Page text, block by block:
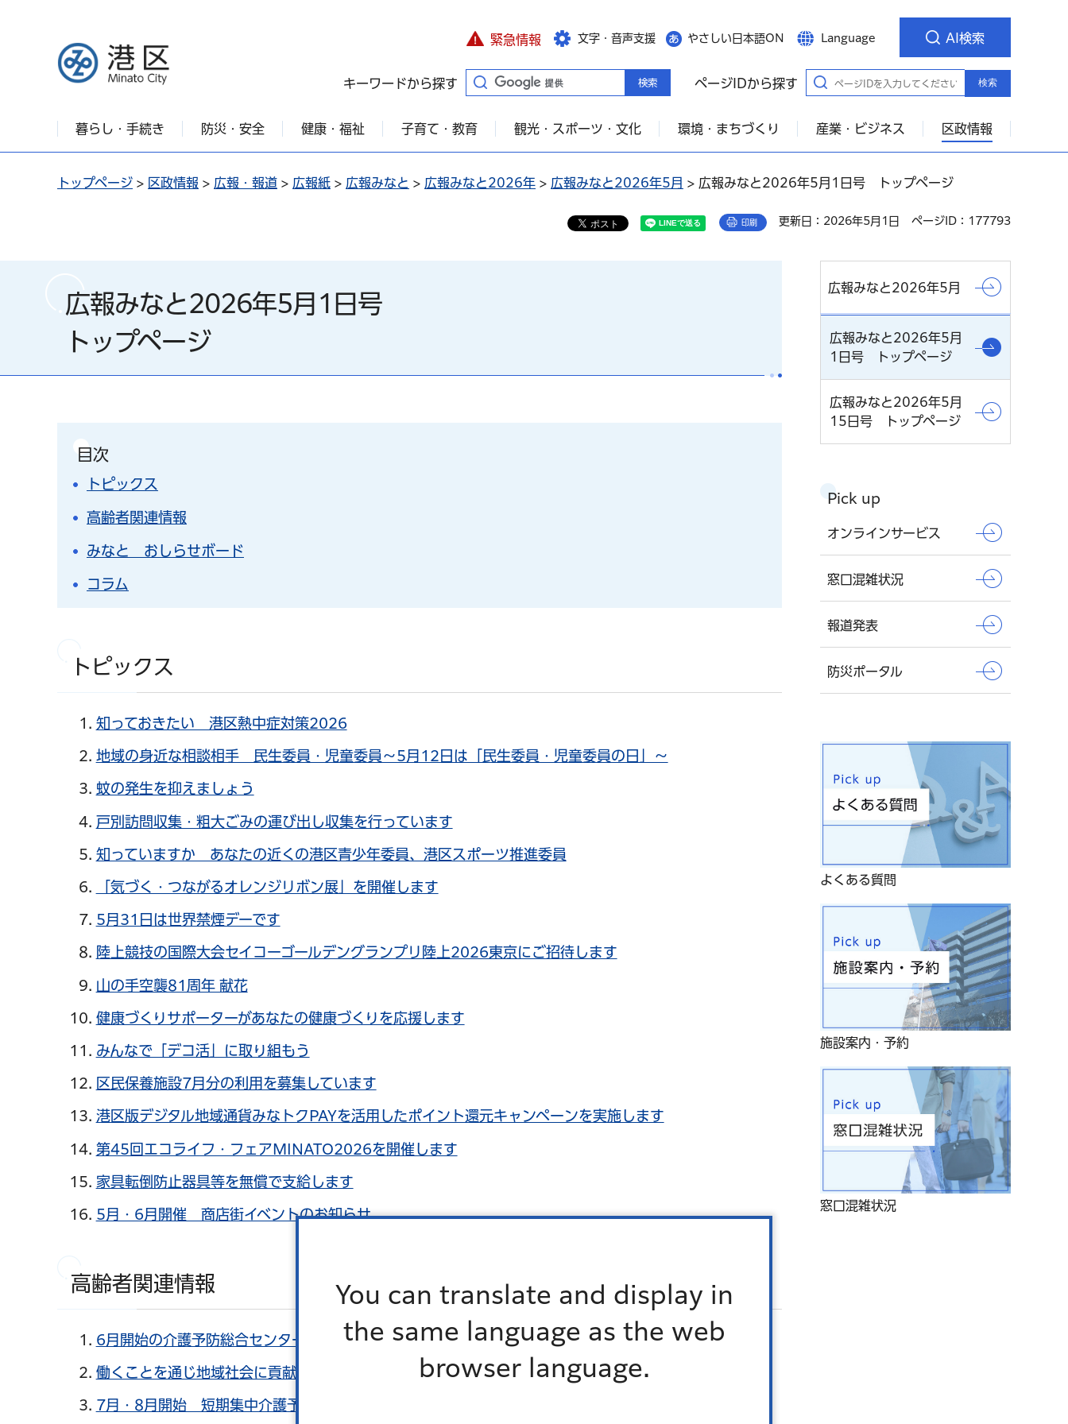
You can translate and display in
the same language as the web
browser language.
港区
緊急情報 文字・音声支援 やさしい日本語ON Language AI検索
キーワードから探す ページIDから探す 検索
暮らし・手続き 防災・安全 健康・福祉 子育て・教育 観光・スポーツ・文化 環境・まちづくり 産業・ビジネス 区政情報
トップページ > 区政情報 > 広報・報道 > 広報紙 > 広報みなと > 広報みなと2026年 > 広報みなと2026年5月 > 広報みなと2026年5月1日号 トップページ
印刷 更新日：2026年5月1日 ページID：177793
広報みなと2026年5月1日号
トップページ
目次
トピックス
高齢者関連情報
みなと おしらせボード
コラム
トピックス
知っておきたい 港区熱中症対策2026
地域の身近な相談相手 民生委員・児童委員～5月12日は「民生委員・児童委員の日」～
蚊の発生を抑えましょう
戸別訪問収集・粗大ごみの運び出し収集を行っています
知っていますか あなたの近くの港区青少年委員、港区スポーツ推進委員
「気づく・つながるオレンジリボン展」を開催します
5月31日は世界禁煙デーです
陸上競技の国際大会セイコーゴールデングランプリ陸上2026東京にご招待します
山の手空襲81周年 献花
健康づくりサポーターがあなたの健康づくりを応援します
みんなで「デコ活」に取り組もう
区民保養施設7月分の利用を募集しています
港区版デジタル地域通貨みなトクPAYを活用したポイント還元キャンペーンを実施します
第45回エコライフ・フェアMINATO2026を開催します
家具転倒防止器具等を無償で支給します
5月・6月開催 商店街イベントのお知らせ
高齢者関連情報
6月開始の介護予防総合センターの一般介護予防事業・各種教室
働くことを通じ地域社会に貢献しませんか
7月・8月開始 短期集中介護予防事業「みんなと元気塾」教室紹介
広報みなと2026年5月
広報みなと2026年5月
1日号 トップページ
広報みなと2026年5月
15日号 トップページ
Pick up
オンラインサービス
窓口混雑状況
報道発表
防災ポータル
よくある質問
施設案内・予約
窓口混雑状況